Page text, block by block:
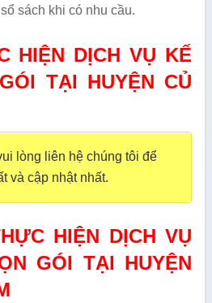
sách khi có nhu cầu.
HIỆN DỊCH VỤ KẾ
TẠI HUYỆN CỦ
lòng liên hệ chúng tôi để
và cập nhật nhất.
HIỆN DỊCH VỤ
GÓI TẠI HUYỆN